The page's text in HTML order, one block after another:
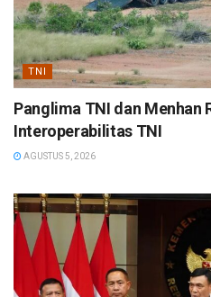
TNI
Panglima TNI dan Menhan
Interoperabilitas TNI
AGUSTUS 5, 2026